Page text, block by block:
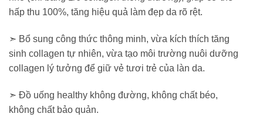
hấp thu 100%, tăng hiệu quả làm đẹp da rõ rệt.
➣ Bổ sung công thức thông minh, vừa kích thích tăng
sinh collagen tự nhiên, vừa tạo môi trường nuôi dưỡng
collagen lý tưởng để giữ vẻ tươi trẻ của làn da.
➣ Đồ uống healthy không đường, không chất béo,
không chất bảo quản.